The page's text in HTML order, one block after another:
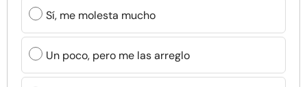
Sí, me molesta mucho
Un poco, pero me las arreglo